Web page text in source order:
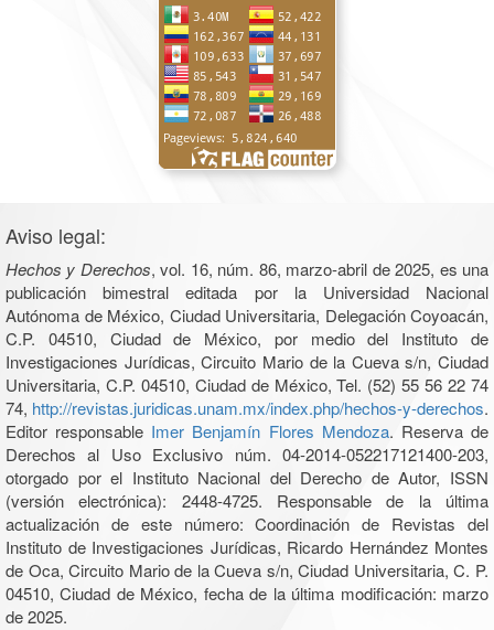
Aviso legal:
Hechos y Derechos, vol. 16, núm. 86, marzo-abril de 2025, es una
publicación bimestral editada por la Universidad Nacional
Autónoma de México, Ciudad Universitaria, Delegación Coyoacán,
C.P. 04510, Ciudad de México, por medio del Instituto de
Investigaciones Jurídicas, Circuito Mario de la Cueva s/n, Ciudad
Universitaria, C.P. 04510, Ciudad de México, Tel. (52) 55 56 22 74
74, http://revistas.juridicas.unam.mx/index.php/hechos-y-derechos.
Editor responsable Imer Benjamín Flores Mendoza. Reserva de
Derechos al Uso Exclusivo núm. 04-2014-052217121400-203,
otorgado por el Instituto Nacional del Derecho de Autor, ISSN
(versión electrónica): 2448-4725. Responsable de la última
actualización de este número: Coordinación de Revistas del
Instituto de Investigaciones Jurídicas, Ricardo Hernández Montes
de Oca, Circuito Mario de la Cueva s/n, Ciudad Universitaria, C. P.
04510, Ciudad de México, fecha de la última modificación: marzo
de 2025.